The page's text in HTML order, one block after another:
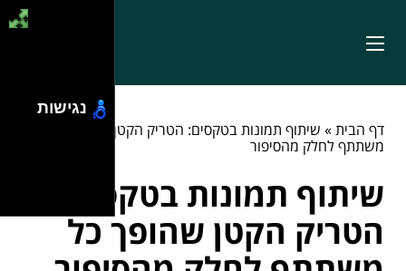
דף הבית» שיתוף תמונות בטקסים: הטריק הקטן שהופך כל
משתתף לחלק מהסיפור
שיתוף תמונות בטקסים:
הטריק הקטן שהופך כל
נגישות